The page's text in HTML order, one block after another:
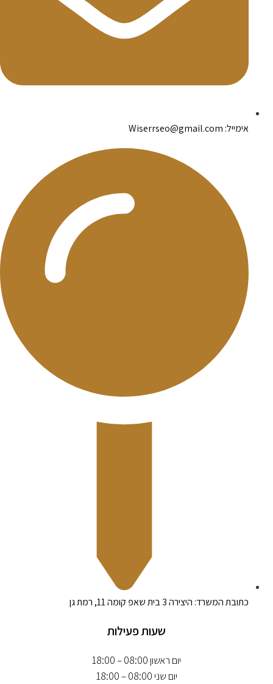
אימייל: Wiserrseo@gmail.com
כתובת המשרד: היצירה 3 בית שאפ קומה 11, רמת גן
שעות פעילות
יום ראשון 08:00 – 18:00
יום שני 08:00 – 18:00